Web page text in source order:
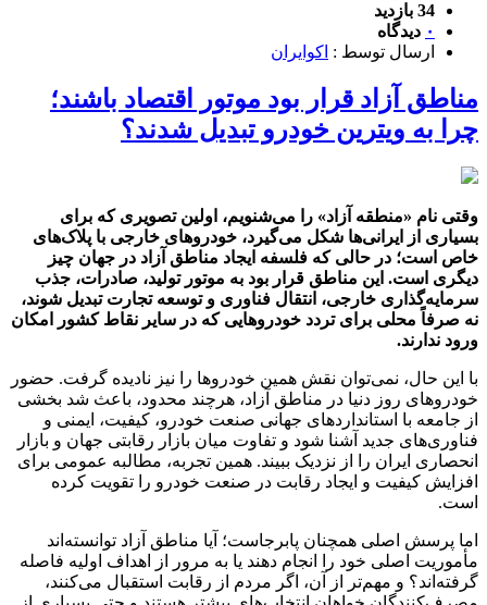
34 بازدید
۰ دیدگاه
ارسال توسط : اکوایران
مناطق آزاد قرار بود موتور اقتصاد باشند؛
چرا به ویترین خودرو تبدیل شدند؟
وقتی نام «منطقه آزاد» را می‌شنویم، اولین تصویری که برای
بسیاری از ایرانی‌ها شکل می‌گیرد، خودروهای خارجی با پلاک‌های
خاص است؛ در حالی که فلسفه ایجاد مناطق آزاد در جهان چیز
دیگری است. این مناطق قرار بود به موتور تولید، صادرات، جذب
سرمایه‌گذاری خارجی، انتقال فناوری و توسعه تجارت تبدیل شوند،
نه صرفاً محلی برای تردد خودروهایی که در سایر نقاط کشور امکان
ورود ندارند.
با این حال، نمی‌توان نقش همین خودروها را نیز نادیده گرفت. حضور
خودروهای روز دنیا در مناطق آزاد، هرچند محدود، باعث شد بخشی
از جامعه با استانداردهای جهانی صنعت خودرو، کیفیت، ایمنی و
فناوری‌های جدید آشنا شود و تفاوت میان بازار رقابتی جهان و بازار
انحصاری ایران را از نزدیک ببیند. همین تجربه، مطالبه عمومی برای
افزایش کیفیت و ایجاد رقابت در صنعت خودرو را تقویت کرده
است.
اما پرسش اصلی همچنان پابرجاست؛ آیا مناطق آزاد توانسته‌اند
مأموریت اصلی خود را انجام دهند یا به مرور از اهداف اولیه فاصله
گرفته‌اند؟ و مهم‌تر از آن، اگر مردم از رقابت استقبال می‌کنند،